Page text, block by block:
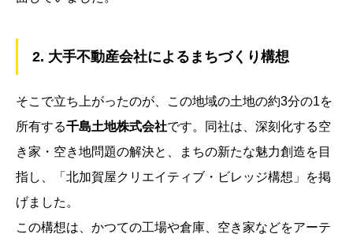
2. 大手不動産会社によるまちづくり構想
そこで立ち上がったのが、この地域の土地の約3分の1を
所有する千島土地株式会社です。同社は、深刻化する空
き家・空き地問題の解決と、まちの新たな魅力創造を目
指し、「北加賀屋クリエイティブ・ビレッジ構想」を掲
げました。
この構想は、かつての工場や倉庫、空き家などをアーテ